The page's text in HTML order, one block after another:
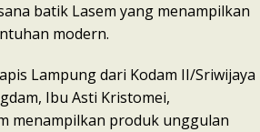
batik Lasem yang menampilkan
modern.
Lampung dari Kodam II/Sriwijaya
Ibu Asti Kristomei,
menampilkan produk unggulan